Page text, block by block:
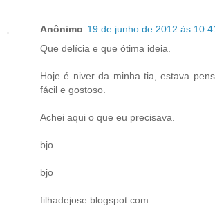
Anônimo 19 de junho de 2012 às
Que delícia e que ótima ideia.
Hoje é niver da minha tia, estava
fácil e gostoso.
Achei aqui o que eu precisava.
bjo
bjo
filhadejose.blogspot.com.